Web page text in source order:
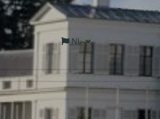
Inloggen
NL